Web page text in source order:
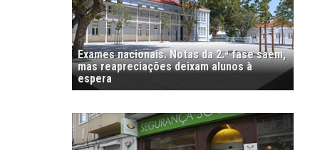
Exames nacionais. Notas da 2.ª fase saem,
mas reapreciações deixam alunos à
espera